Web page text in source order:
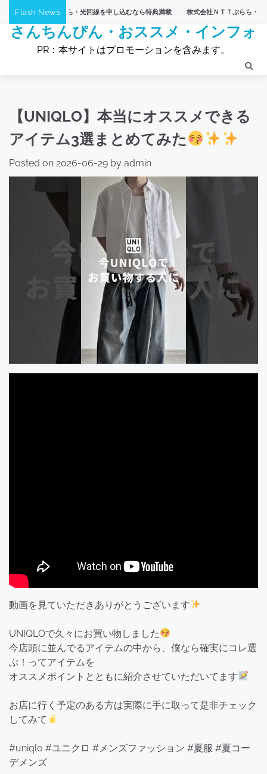
content
Flash News
らら・光回線を申し込むなら特典満載 株式会社ＮＴＴぷらら・【ひかりTVショッピ
さんちんぴん・おススメ・インフォ
PR：本サイトはプロモーションを含みます。
【UNIQLO】本当にオススメできる
アイテム3選まとめてみた
Posted on 2026-06-29 by admin
動画を見ていただきありがとうございます
UNIQLOで久々にお買い物しました
今店頭に並んでるアイテムの中から、僕なら確実にコレ選
ぶ！ってアイテムを
オススメポイントとともに紹介させていただいてます
お店に行く予定のある方は実際に手に取って是非チェック
してみて
#uniqlo #ユニクロ #メンズファッション #夏服 #夏コー
デメンズ